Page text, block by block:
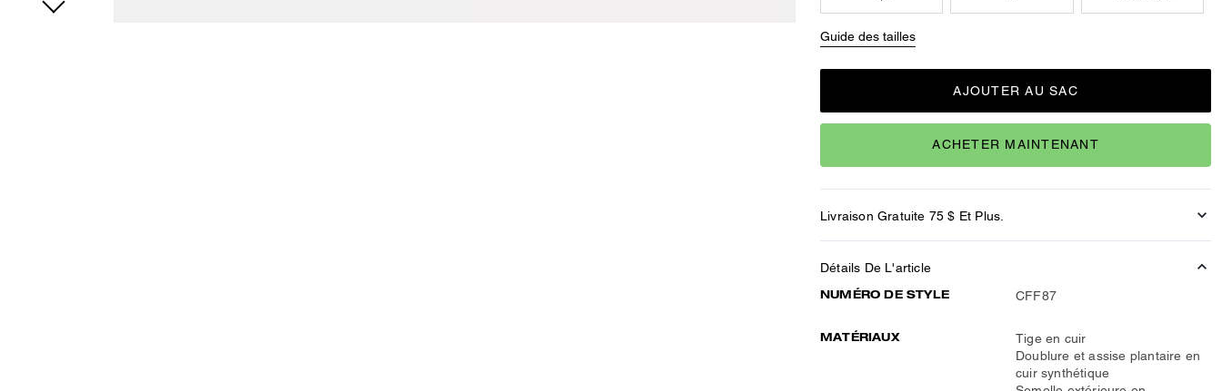
Guide des tailles
AJOUTER AU SAC
ACHETER MAINTENANT
Livraison Gratuite 75 $ Et Plus.
Détails De L'article
NUMÉRO DE STYLE CFF87
MATÉRIAUX
Tige en cuir
Doublure et assise plantaire en
cuir synthétique